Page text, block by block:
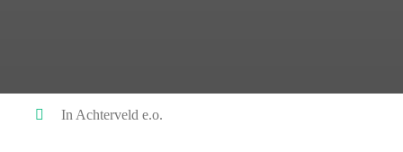
In Achterveld e.o.